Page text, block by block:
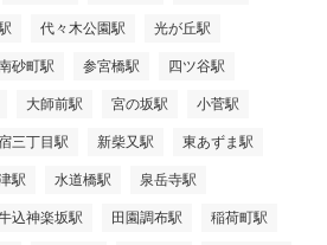
代々木公園駅 光が丘駅
砂町駅 参宮橋駅 四ツ谷駅
大師前駅 宮の坂駅 小菅駅
三丁目駅 新柴又駅 東あずま駅
駅 水道橋駅 泉岳寺駅
込神楽坂駅 田園調布駅 稲荷町駅